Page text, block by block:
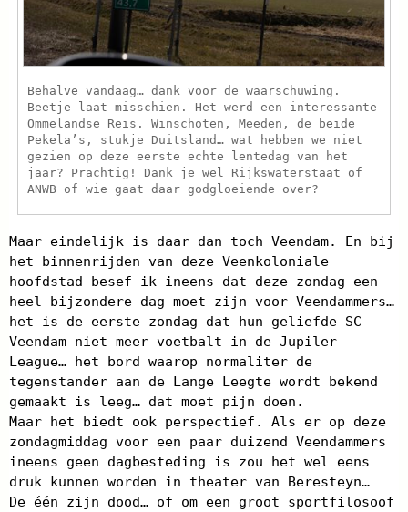
Behalve vandaag… dank voor de waarschuwing.
Beetje laat misschien. Het werd een interessante
Ommelandse Reis. Winschoten, Meeden, de beide
Pekela’s, stukje Duitsland… wat hebben we niet
gezien op deze eerste echte lentedag van het
jaar? Prachtig! Dank je wel Rijkswaterstaat of
ANWB of wie gaat daar godgloeiende over?
Maar eindelijk is daar dan toch Veendam. En bij
het binnenrijden van deze Veenkoloniale
hoofdstad besef ik ineens dat deze zondag een
heel bijzondere dag moet zijn voor Veendammers…
het is de eerste zondag dat hun geliefde SC
Veendam niet meer voetbalt in de Jupiler
League… het bord waarop normaliter de
tegenstander aan de Lange Leegte wordt bekend
gemaakt is leeg… dat moet pijn doen.
Maar het biedt ook perspectief. Als er op deze
zondagmiddag voor een paar duizend Veendammers
ineens geen dagbesteding is zou het wel eens
druk kunnen worden in theater van Beresteyn…
De één zijn dood… of om een groot sportfilosoof